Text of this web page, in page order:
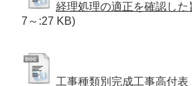
経理処理の適正を確認した
7～:27 KB)
工事種類別完成工事高付表